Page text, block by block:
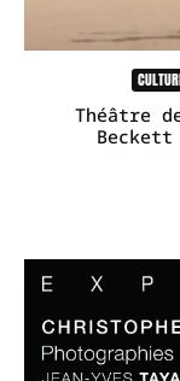
Théâtre